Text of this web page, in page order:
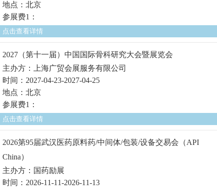
地点：北京
参展费1：
点击查看详情
2027（第十一届）中国国际骨科研究大会暨展览会
主办方：上海广贸会展服务有限公司
时间：2027-04-23-2027-04-25
地点：北京
参展费1：
点击查看详情
2026第95届武汉医药原料药/中间体/包装/设备交易会（API
China）
主办方：国药励展
时间：2026-11-11-2026-11-13